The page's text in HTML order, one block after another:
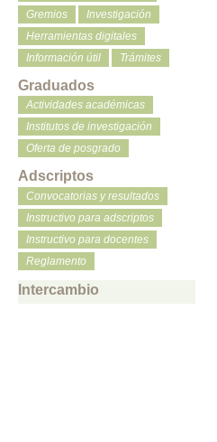
Gremios
Investigación
Herramientas digitales
Información útil
Trámites
Graduados
Actividades académicas
Institutos de investigación
Oferta de posgrado
Adscriptos
Convocatorias y resultados
Instructivo para adscriptos
Instructivo para docentes
Reglamento
Intercambio